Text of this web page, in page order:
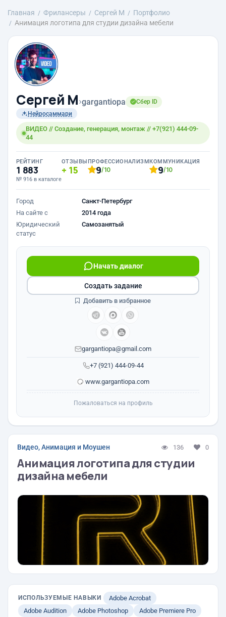
Главная Фрилансеры Сергей М
Портфолио
Анимация логотипа для студии дизайна мебели
Сергей М›gargantiopa
Сбер ID
Нейросаммари
ВИДЕО // Создание, генерация, монтаж // +7(921) 444-09-
44
РЕЙТИНГ
1 883
№ 916 в каталоге
ОТЗЫВЫ
15
ПРОФЕССИОНАЛИЗМ
9/10
КОММУНИКАЦИЯ
9/10
Город
Санкт-Петербург
На сайте с
2014 года
Юридический
статус
Самозанятый
+7 (921) 444-09-44
Начать диалог
gargantiopa@gmail.com
www.gargantiopa.com
Создать задание
Добавить в избранное
Пожаловаться на профиль
Видео, Анимация и Моушен 136 0
Анимация логотипа для студии
дизайна мебели
ИСПОЛЬЗУЕМЫЕ НАВЫКИ
Adobe Acrobat
Adobe Audition
Adobe Photoshop
Adobe Premiere Pro